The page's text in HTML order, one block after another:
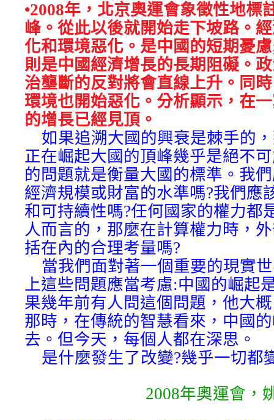
•2008年，北京奧運會象徵性地標
峰。從此以後就開始走下坡路。
化和環境惡化。是中國的短期憂
則是中國經濟增長的長期阻礙。
治壟斷的反對將會直線上升。同
環境也開始惡化。分析顯示，在
的增長已經見頂。
如果追溯大國的興衰是棘手的
正在崛起大國的頂峰幾乎是絕不
的問題就是衡量大國的標準。我
經濟規模或財富的水準嗎?我們應
和可持續性嗎?任何國家的權力都
人而言的，那麼在計算權力時，
括在內的合理考量嗎?
當我們面對著一個重要的現實
上這些問題應當考慮:中國的崛起
果幾年前有人問這個問題，他大
那時，在傳統的智慧看來，中國
去。但今天，每個人都在深思。
是什麼發生了改變?幾乎一切都
2008年奧運會，